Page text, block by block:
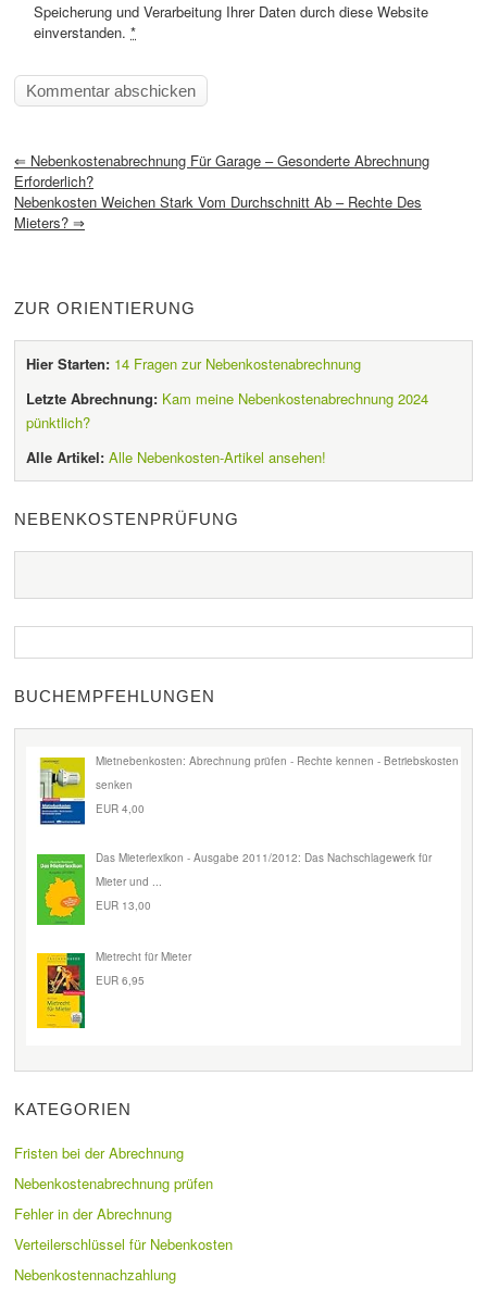
Speicherung und Verarbeitung Ihrer Daten durch diese Website
einverstanden. *
⇐ Nebenkostenabrechnung Für Garage – Gesonderte Abrechnung
Erforderlich?
Nebenkosten Weichen Stark Vom Durchschnitt Ab – Rechte Des
Mieters? ⇒
ZUR ORIENTIERUNG
Hier Starten: 14 Fragen zur Nebenkostenabrechnung
Letzte Abrechnung: Kam meine Nebenkostenabrechnung 2024
pünktlich?
Alle Artikel: Alle Nebenkosten-Artikel ansehen!
NEBENKOSTENPRÜFUNG
BUCHEMPFEHLUNGEN
Mietnebenkosten: Abrechnung prüfen - Rechte kennen - Betriebskosten
senken
EUR 4,00
Das Mieterlexikon - Ausgabe 2011/2012: Das Nachschlagewerk für
Mieter und ...
EUR 13,00
Mietrecht für Mieter
EUR 6,95
KATEGORIEN
Fristen bei der Abrechnung
Nebenkostenabrechnung prüfen
Fehler in der Abrechnung
Verteilerschlüssel für Nebenkosten
Nebenkostennachzahlung